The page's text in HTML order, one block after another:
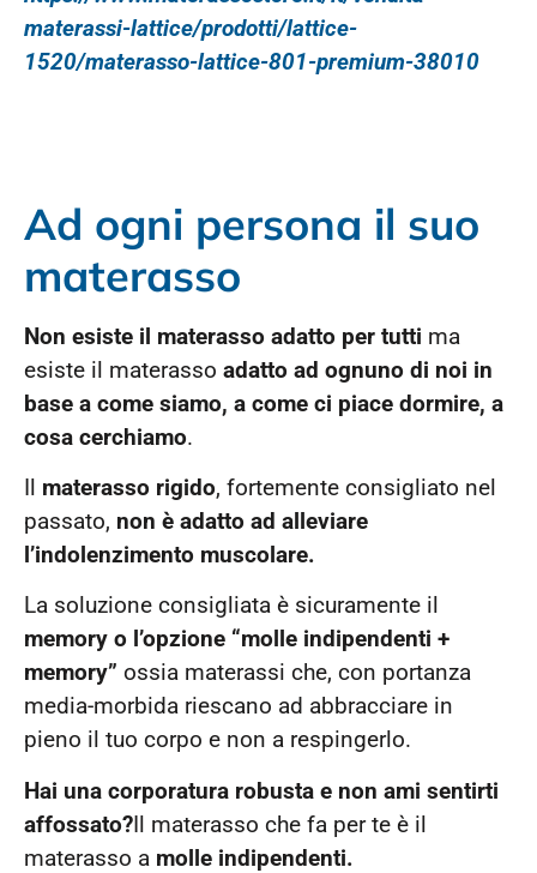
materassi-lattice/prodotti/lattice-
1520/materasso-lattice-801-premium-38010
Ad ogni persona il suo
materasso
Non esiste il materasso adatto per tutti ma
esiste il materasso adatto ad ognuno di noi in
base a come siamo, a come ci piace dormire, a
cosa cerchiamo.
Il materasso rigido, fortemente consigliato nel
passato, non è adatto ad alleviare
l’indolenzimento muscolare.
La soluzione consigliata è sicuramente il
memory o l’opzione “molle indipendenti +
memory” ossia materassi che, con portanza
media-morbida riescano ad abbracciare in
pieno il tuo corpo e non a respingerlo.
Hai una corporatura robusta e non ami sentirti
affossato?Il materasso che fa per te è il
materasso a molle indipendenti.